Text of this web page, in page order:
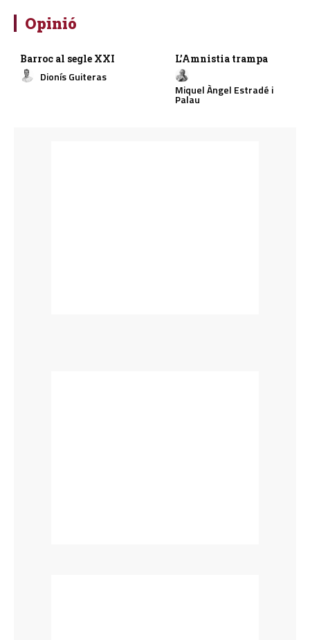
Opinió
Barroc al segle XXI
Dionís Guiteras
L’Amnistia trampa
Miquel Àngel Estradé i
Palau